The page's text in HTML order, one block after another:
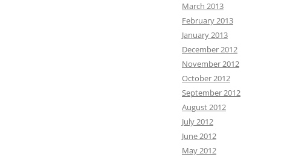
March 2013
February 2013
January 2013
December 2012
November 2012
October 2012
September 2012
August 2012
July 2012
June 2012
May 2012